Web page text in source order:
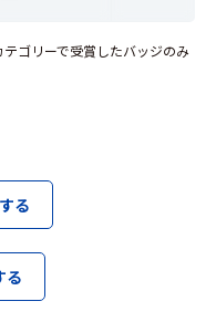
ゴリーで受賞したバッジのみ
る
る